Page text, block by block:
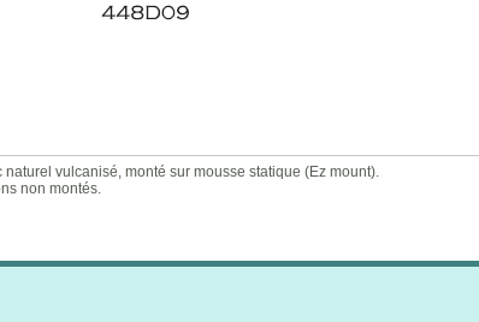
vulcanisé, monté sur mousse statique (Ez mount).
non montés.